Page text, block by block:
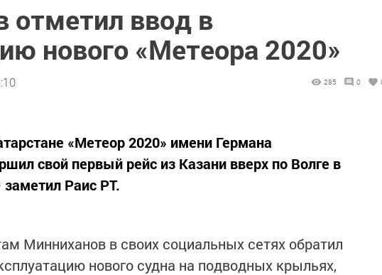
отметил ввод в
нового «Метеора 2020»
285 0
«Метеор 2020» имени Германа
свой первый рейс из Казани вверх по Волге в
Раис РТ.
Минниханов в своих социальных сетях обратил
нового судна на подводных крыльях,